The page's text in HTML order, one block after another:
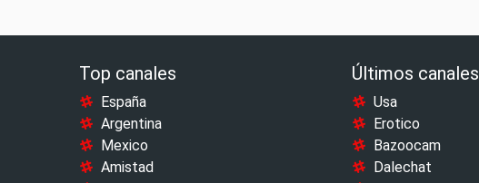
Top canales
España
Argentina
Mexico
Amistad
Últimos canales
Usa
Erotico
Bazoocam
Dalechat